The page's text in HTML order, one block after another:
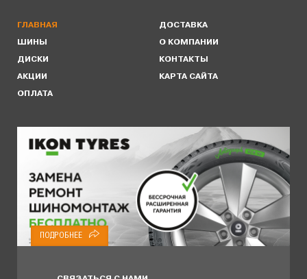
ГЛАВНАЯ
ШИНЫ
ДИСКИ
АКЦИИ
ОПЛАТА
ДОСТАВКА
О КОМПАНИИ
КОНТАКТЫ
КАРТА САЙТА
ПОДРОБНЕЕ